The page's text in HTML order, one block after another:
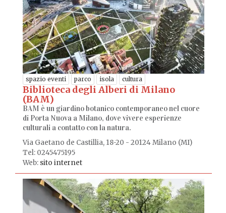
spazio eventi parco isola cultura
Biblioteca degli Alberi di Milano
(BAM)
BAM è un giardino botanico contemporaneo nel cuore
di Porta Nuova a Milano, dove vivere esperienze
culturali a contatto con la natura.
Via Gaetano de Castillia, 18-20 - 20124 Milano (MI)
Tel: 0245475195
Web: sito internet